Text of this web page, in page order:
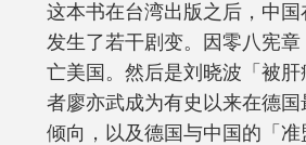
这本书在台湾出版之后，中
发生了若干剧变。因零八宪
亡美国。然后是刘晓波「被
者廖亦武成为有史以来在德
倾向，以及德国与中国的「